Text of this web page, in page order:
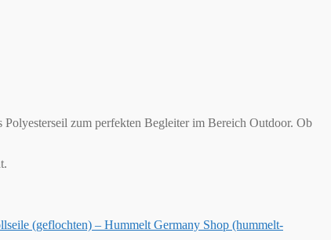
zum perfekten Begleiter im Bereich Outdoor. Ob
(geflochten) – Hummelt Germany Shop (hummelt-